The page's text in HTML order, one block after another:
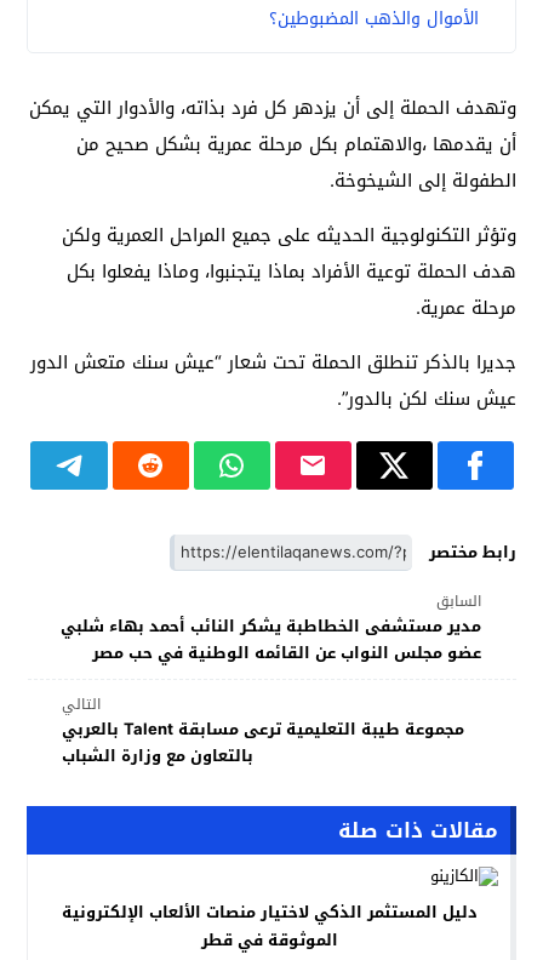
الأموال والذهب المضبوطين؟
وتهدف الحملة إلى أن يزدهر كل فرد بذاته، والأدوار التي يمكن
أن يقدمها ،والاهتمام بكل مرحلة عمرية بشكل صحيح من
الطفولة إلى الشيخوخة.
وتؤثر التكنولوجية الحديثه على جميع المراحل العمرية ولكن
هدف الحملة توعية الأفراد بماذا يتجنبوا، وماذا يفعلوا بكل
مرحلة عمرية.
جديرا بالذكر تنطلق الحملة تحت شعار “عيش سنك متعش الدور
عيش سنك لكن بالدور”.
رابط مختصر
السابق
مدير مستشفى الخطاطبة يشكر النائب أحمد بهاء شلبي
عضو مجلس النواب عن القائمه الوطنية في حب مصر
التالي
مجموعة طيبة التعليمية ترعى مسابقة Talent بالعربي
بالتعاون مع وزارة الشباب
مقالات ذات صلة
دليل المستثمر الذكي لاختيار منصات الألعاب الإلكترونية
الموثوقة في قطر